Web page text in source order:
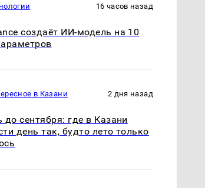
16 часов назад
создаёт ИИ-модель на 10
в Казани 2 дня назад
до сентября: где в Казани
день так, будто лето только